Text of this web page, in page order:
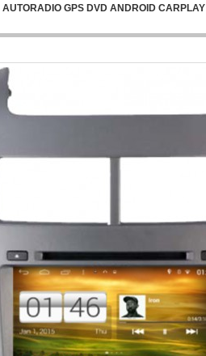
AUTORADIO GPS DVD ANDROID CARPLAY